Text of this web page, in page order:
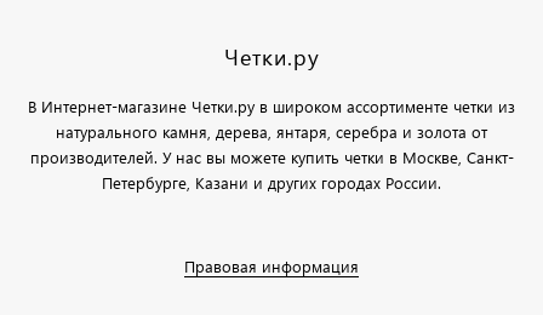
Четки.ру
В Интернет-магазине Четки.ру в широком ассортименте четки из
натурального камня, дерева, янтаря, серебра и золота от
производителей. У нас вы можете купить четки в Москве, Санкт-
Петербурге, Казани и других городах России.
Правовая информация